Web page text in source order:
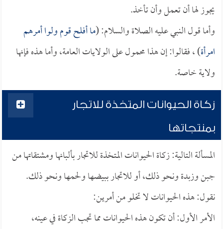
يجوز لها أن تعمل وأن تأخذ.
وأما قول النبي عليه الصلاة والسلام: (ما أفلح قوم ولوا أمرهم
امرأة) ، فقالوا: إن هذا محمول على الولايات العامة، وأما هذه فإنها
ولاية خاصة.
زكاة الحيوانات المتخذة للاتجار
بمنتجاتها
المسألة التالية: زكاة الحيوانات المتخذة للاتجار بألبانها ومشتقاتها من
جبن وزبدة ونحو ذلك، أو للاتجار ببيضها ولحمها ونحو ذلك.
نقول: هذه الحيوانات لا تخلو من أمرين:
الأمر الأول: أن تكون هذه الحيوانات مما تجب الزكاة في عينه،